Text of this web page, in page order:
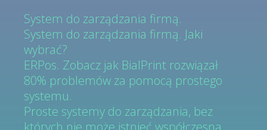
System do zarządzania firmą.
System do zarządzania firmą. Jaki
wybrać?
ERPos. Zobacz jak BialPrint rozwiązał
80% problemów za pomocą prostego
systemu.
Proste systemy do zarządzania, bez